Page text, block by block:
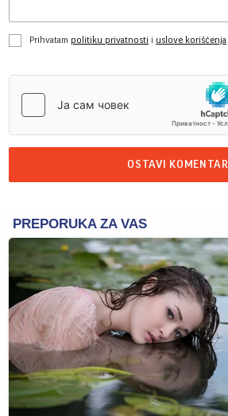
Prihvatam politiku privatnosti i uslove korišćenja
OSTAVI KOMENTAR